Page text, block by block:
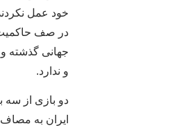
خود عمل
در صف حاکمیت
جهانی گذشته
و ندارد.